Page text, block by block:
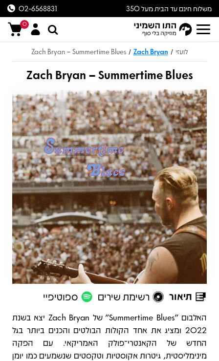
משלוח חינם עד הבית מעל 350
ש״ח
02-6568831
0
לועזי /
Zach Bryan
/
Zach Bryan – Summertime Blues
Zach Bryan – Summertime Blues
תיאור רשימת שירים ספוטיפיי
תיאור
האלבום "Summertime Blues" של Zach Bryan יצא בשנת
2022 ומציג את אחד הקולות הבולטים והכנים ביותר בגל
החדש של הקאנטרי־פולק האמריקאי. עם הפקה
מינימליסטית, גיטרות אקוסטיות וטקסטים שנשמעים כמו יומן